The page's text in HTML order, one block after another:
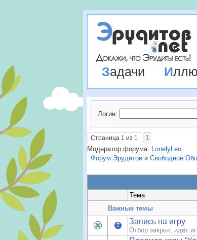
Задачи
Логин:
Страница 1 из 1
1
Модератор форума: LonelyLeo
Форум Эрудитов » Свободное
Тема
Важные темы
Запись на игру
Отбор закрыт, идёт